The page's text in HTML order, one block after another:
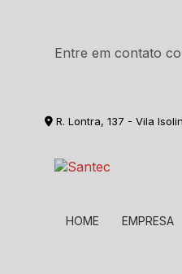
Entre em contato
R. Lontra, 137 - Vila
HOME EMPRESA